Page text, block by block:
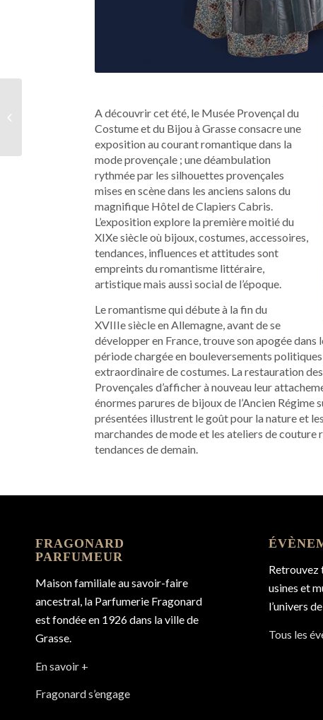
A découvrir cet été, le Musée Provençal du
Costume et du Bijou à Grasse consacre une
exposition au courant romantique dans la
mode provençale ; une déambulation
rythmée par les silhouettes provençales
mises en scène dans les anciens salons du
magnifique Hôtel de Clapiers Cabris.
L’exposition explore la première moitié du
XIXe siècle où bijoux, costumes, accessoires,
tendances, influences et attitudes sont
empreints du romantisme littéraire,
artistique mais aussi social de l’époque.
Le romantisme qui débute à la fin du
XVIIIe siècle en Allemagne, avant de se
développer en France, trouve son apogée
période chargée en bouleversements
extraordinaire de costumes. La restauration
Provençales d’afficher à nouveau leur
énormes parures de bijoux de l’Ancien Régime
présentées illustrent le goût pour la nature et
marchandes de mode et les ateliers de
tendances de demain.
FRAGONARD
PARFUMEUR
Maison familiale au savoir-faire
ancestral, la Parfumerie Fragonard
est fondée en 1926 dans la ville de
Grasse.
En savoir +
Fragonard s’engage
Retrouvez
usines et
l’univers
Tous les
Fragonard s’engage